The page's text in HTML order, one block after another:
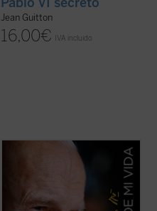
Pablo VI secreto
Jean Guitton
16,00€ IVA incluido
Una verdadera "autobiografía" del papa
Wojtyla elaborada a partir de las
confidencias personales que él mismo fue
revelando en los cerca de quince mil textos
y discursos que llevo a cabo durante sus
27 años de pontificado....